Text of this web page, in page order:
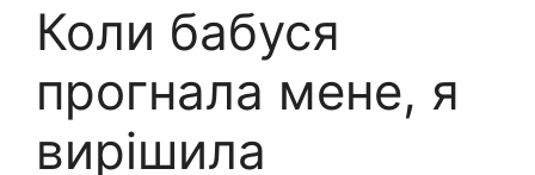
Коли бабуся
прогнала мене, я
вирішила